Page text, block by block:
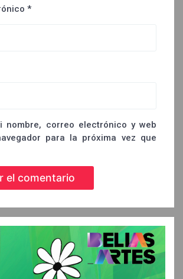
*
nombre, correo electrónico y web
para la próxima vez que